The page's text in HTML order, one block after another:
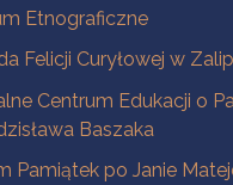
Etnograficzne
Felicji Curyłowej w
Centrum Edukacji o
Baszaka
Pamiątek po Janie